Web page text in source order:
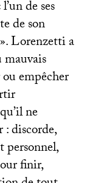
l’un de ses
de son
». Lorenzetti a
empêcher
ne
discorde,
personnel,
finir,